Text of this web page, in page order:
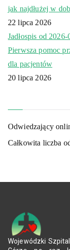
jak najdłużej w
22 lipca 2026
Jadłospis od
Pierwsza pomoc
dla pacjentów
20 lipca 2026
Odwiedzający
Całkowita liczba
Wojewódzki